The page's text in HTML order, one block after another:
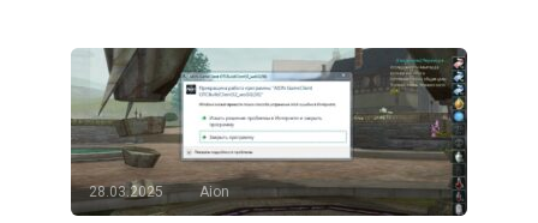
28.03.2025 Aion